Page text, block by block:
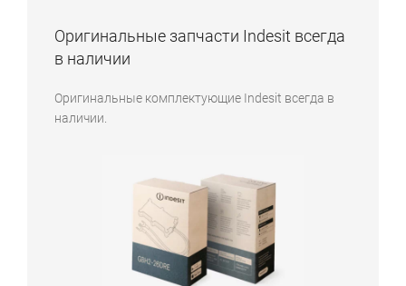
Оригинальные запчасти Indesit всегда
в наличии
Оригинальные комплектующие Indesit всегда в
наличии.